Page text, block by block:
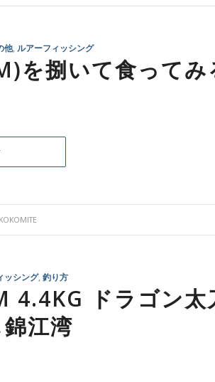
他, ルアーフィッシング
を捌いて食ってみ
KOKOMITE
ッシング, 釣り方
4.4KG ドラゴン太
江湾